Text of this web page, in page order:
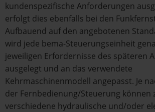
kundenspezifische Anforderungen
erfolgt dies ebenfalls bei den
Aufbauend auf den angebotenen
wird jede bema-Steuerungseinheit
jeweiligen Erfordernisse des späteren
ausgelegt und an das verwendete
Kehrmaschinenmodell angepasst. Je
der Fernbedienung/Steuerung können
verschiedene hydraulische und/oder